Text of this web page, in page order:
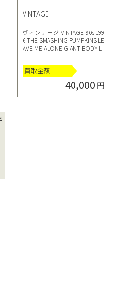
VINTAGE
ヴィンテージ VINTAGE 90s 199
6 THE SMASHING PUMPKINS LE
AVE ME ALONE GIANT BODY L
買取金額
40,000 円